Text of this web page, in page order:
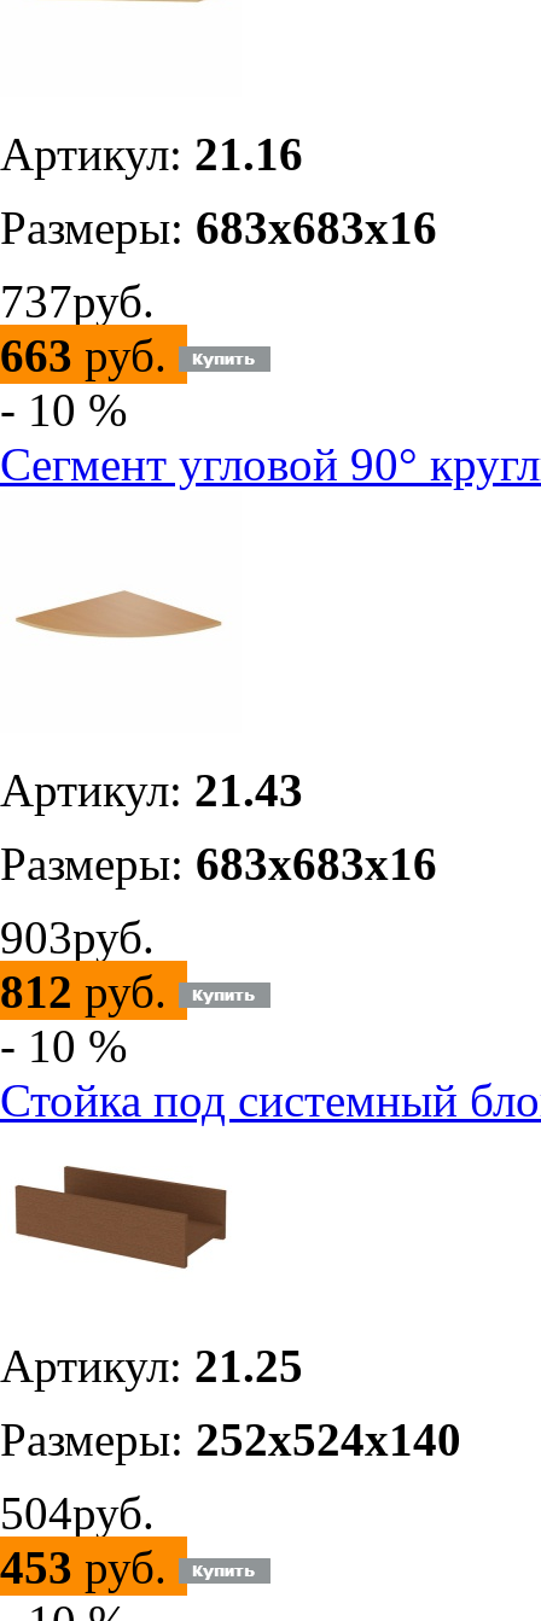
Артикул: 21.16
Размеры: 683х683х16
737руб.
663 руб.
- 10 %
Сегмент угловой 90°
Артикул: 21.43
Размеры: 683х683х16
903руб.
812 руб.
- 10 %
Стойка под системный
Артикул: 21.25
Размеры: 252х524х140
504руб.
453 руб.